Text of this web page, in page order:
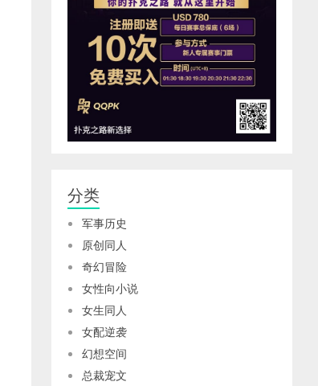
分类
军事历史
原创同人
奇幻冒险
女性向小说
女生同人
女配逆袭
幻想空间
总裁宠文